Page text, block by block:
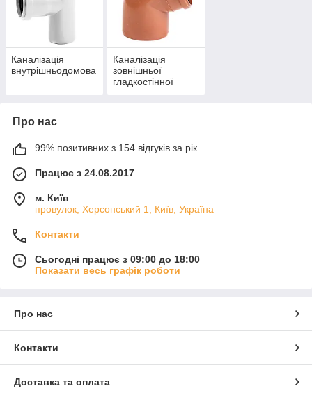
Каналізація
внутрішньодомова
Каналізація
зовнішньої
гладкостінної
Про нас
99% позитивних з 154 відгуків за рік
Працює з 24.08.2017
м. Київ
провулок, Херсонський 1, Київ, Україна
Контакти
Сьогодні працює з 09:00 до 18:00
Показати весь графік роботи
Про нас
Контакти
Доставка та оплата